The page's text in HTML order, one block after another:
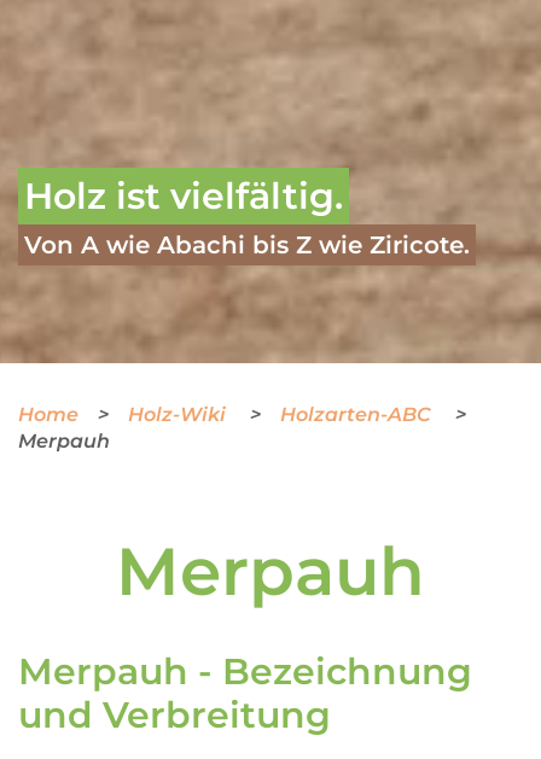
Holz ist vielfältig.
Von A wie Abachi bis Z wie Ziricote.
Home Holz-Wiki
Holzarten-ABC
Merpauh
Merpauh
Merpauh - Bezeichnung
und Verbreitung